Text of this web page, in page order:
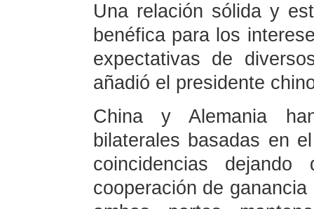
Una relación sólida y
benéfica para los
expectativas de
añadió el presidente
China y Alemania
bilaterales basadas en
coincidencias
cooperación de